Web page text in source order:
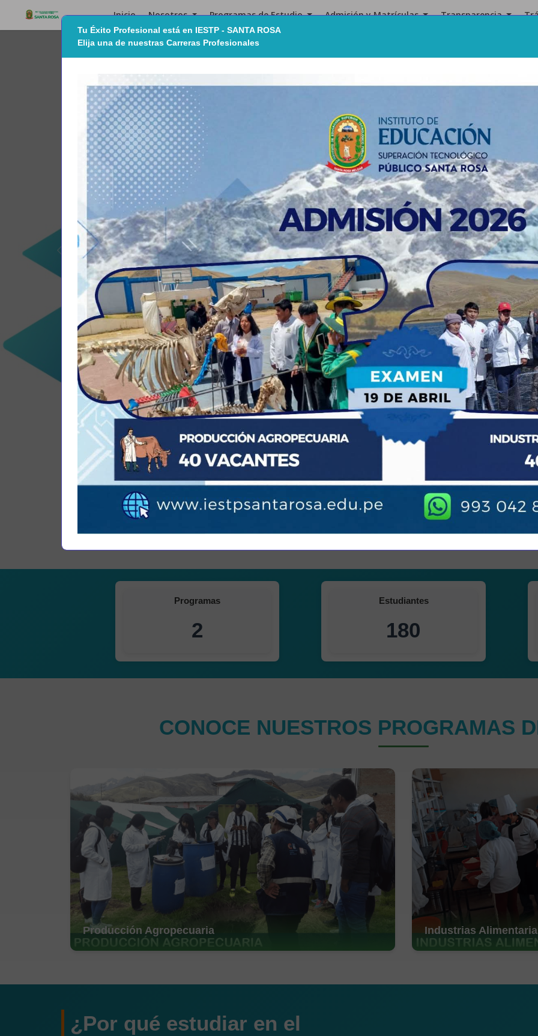
Inicio Nosotros Programas de Estudio Admisión y Matrículas Transparencia
Previous
ESTAMOS DISPUESTOS A CONTRIBUIR CON SU FORMACIÓN
DIFICULTADES Y BARRERAS. BRINDAMOS UNA EDUCACIÓN
CAPACIDADES TÉCNICAS, VALORES Y PROTECCIÓN AL
PROCESOS CONSTRUCTIVISTAS.
Programas
2
Estudiantes
180
CONOCE NUESTROS PROGRAMAS
Producción Agropecuaria Industrias
¿Por qué estudiar en el
Tu Éxito Profesional está en IESTP - SANTA ROSA
Elija una de nuestras Carreras Profesionales